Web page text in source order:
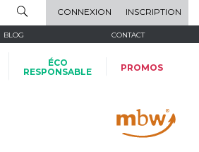
CONNEXION INSCRIPTION
BLOG CONTACT
ÉCO
RESPONSABLE
PROMOS